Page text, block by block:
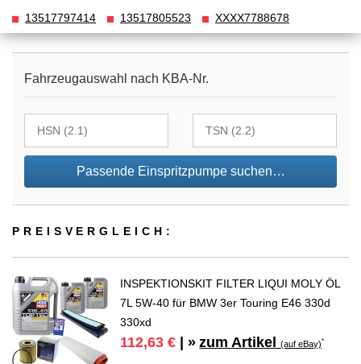
13517797414
13517805523 XXXX7788678
Fahrzeugauswahl nach KBA-Nr.
Passende Einspritzpumpe suchen…
PREIS­VER­GLEICH:
INSPEKTIONSKIT FILTER LIQUI MOLY ÖL
7L 5W-40 für BMW 3er Touring E46 330d
330xd
112,63 € | » zum Artikel(auf eBay)*